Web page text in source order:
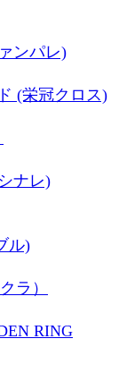
ンパレ)
(栄冠クロス)
ナレ)
ル)
ラ）
RING